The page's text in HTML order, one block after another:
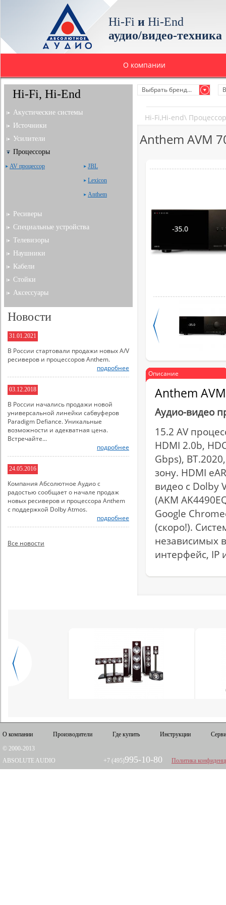
Hi-Fi и Hi-End
аудио/видео-техника
О компании
Выбрать бренд...
Hi-Fi,Hi-end\
Anthem AVM
Описание
Anthem
Аудио-видео
15.2 AV
HDMI 2.0b,
Gbps),
зону. HDMI
видео с Dolby
(AKM
Google
(скоро!).
независимых
интерфейс,
Hi-Fi, Hi-End
Акустические системы
Источники
Усилители
Процессоры
AV процессор
JBL
Lexicon
Anthem
Ресиверы
Специальные устройства
Телевизоры
Наушники
Кабели
Стойки
Аксессуары
Новости
31.01.2021
В России стартовали продажи новых A/V
ресиверов и процессоров Anthem.
подробнее
03.12.2018
В России начались продажи новой
универсальной линейки сабвуферов
Paradigm Defiance. Уникальные
возможности и адекватная цена.
Встречайте...
подробнее
24.05.2016
Компания Абсолютное Аудио с
радостью сообщает о начале продаж
новых ресиверов и процессора Anthem
с поддержкой Dolby Atmos.
подробнее
Все новости
О компании Производители Где купить Инструкции
© 2000-2013
ABSOLUTE AUDIO
+7 (495)995-10-80 Политика